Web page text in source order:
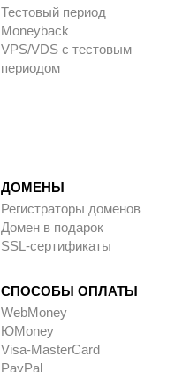
Тестовый период
Moneyback
VPS/VDS с тестовым
периодом
ДОМЕНЫ
Регистраторы доменов
Домен в подарок
SSL-сертификаты
СПОСОБЫ ОПЛАТЫ
WebMoney
ЮMoney
Visa-MasterCard
PayPal